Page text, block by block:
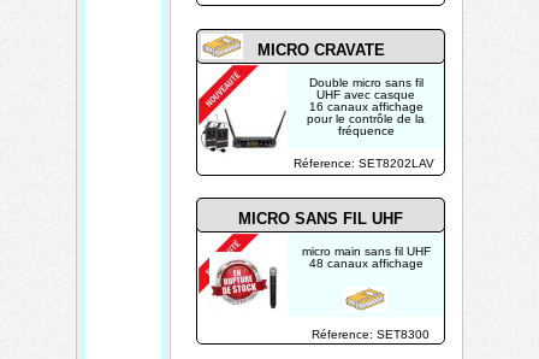
Réference: SET8202LAV
Double micro sans fil
UHF avec casque
16 canaux affichage
pour le contrôle de la
fréquence
MICRO CRAVATE
MICRO SANS FIL UHF
Réference: SET8300
micro main sans fil UHF
48 canaux affichage